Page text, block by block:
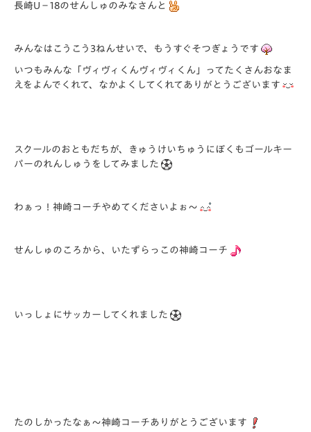
長崎U－18のせんしゅのみなさんと
みんなはこうこう3ねんせいで、もうすぐそつぎょうです
いつもみんな「ヴィヴィくんヴィヴィくん」ってたくさんおなま
えをよんでくれて、なかよくしてくれてありがとうございます
スクールのおともだちが、きゅうけいちゅうにぼくもゴールキー
パーのれんしゅうをしてみました
わぁっ！神崎コーチやめてくださいよぉ～
せんしゅのころから、いたずらっこの神崎コーチ
いっしょにサッカーしてくれました
たのしかったなぁ～神崎コーチありがとうございます